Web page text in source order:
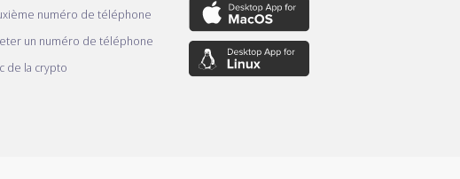
numéro de téléphone
un numéro de téléphone
de la crypto